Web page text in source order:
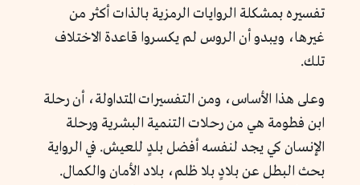
تفسيره بمشكلة الروايات الرمزية بالذات أكثر من
غيرها، ويبدو أن الروس لم يكسروا قاعدة الاختلاف
تلك.
وعلى هذا الأساس، ومن التفسيرات المتداولة، أن رحلة
ابن فطومة هي من رحلات التنمية البشرية ورحلة
الإنسان كي يجد لنفسه أفضل بلدٍ للعيش. في الرواية
بحث البطل عن بلادٍ بلا ظلم، بلاد الأمان والكمال.